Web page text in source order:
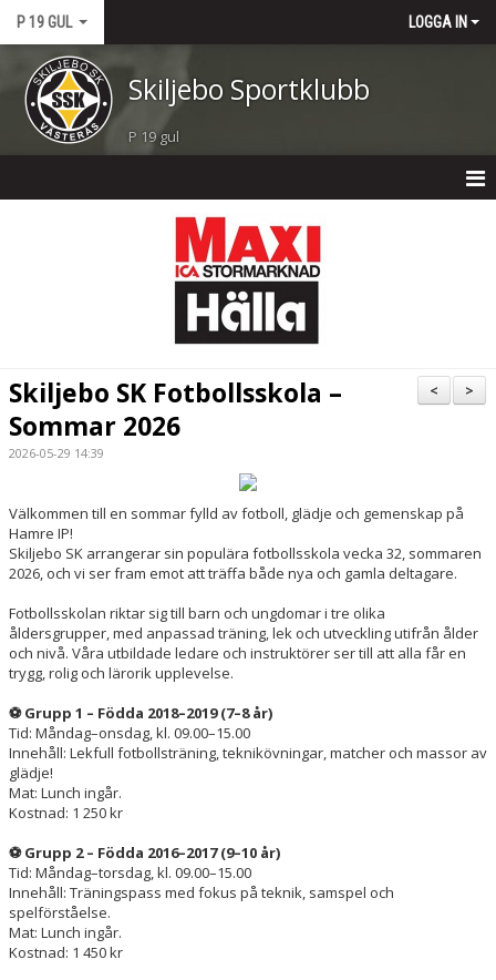
P 19 GUL LOGGA IN
Skiljebo Sportklubb
P 19 gul
TRUPPEN
BILDGALLERI
DOKUMENT
KONTAKT
>
<
Skiljebo SK Fotbollsskola –
Sommar 2026
2026-05-29 14:39
Välkommen till en sommar fylld av fotboll, glädje och gemenskap på
Hamre IP!
Skiljebo SK arrangerar sin populära fotbollsskola vecka 32, sommaren
2026, och vi ser fram emot att träffa både nya och gamla deltagare.
Fotbollsskolan riktar sig till barn och ungdomar i tre olika
åldersgrupper, med anpassad träning, lek och utveckling utifrån ålder
och nivå. Våra utbildade ledare och instruktörer ser till att alla får en
trygg, rolig och lärorik upplevelse.
⚽Grupp 1 – Födda 2018–2019 (7–8 år)
Tid: Måndag–onsdag, kl. 09.00–15.00
Innehåll: Lekfull fotbollsträning, teknikövningar, matcher och massor av
glädje!
Mat: Lunch ingår.
Kostnad: 1 250 kr
⚽Grupp 2 – Födda 2016–2017 (9–10 år)
Tid: Måndag–torsdag, kl. 09.00–15.00
Innehåll: Träningspass med fokus på teknik, samspel och
spelförståelse.
Mat: Lunch ingår.
Kostnad: 1 450 kr